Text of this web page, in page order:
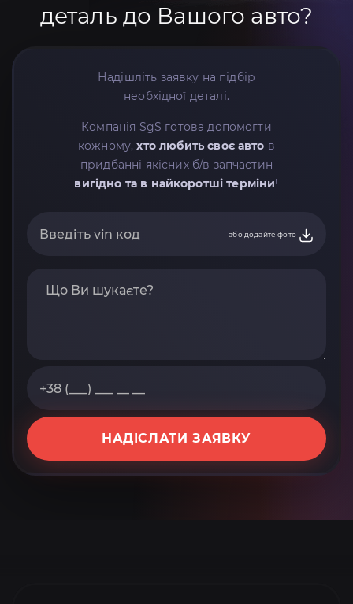
деталь до Вашого авто?
Надішліть заявку на підбір
необхідної деталі.
Компанія SgS готова допомогти
кожному,хто любить своє авто в
придбанні якісних б/в запчастин
вигідно та в найкоротші терміни!
або додайте фото
НАДІСЛАТИ ЗАЯВКУ